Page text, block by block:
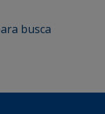
busca